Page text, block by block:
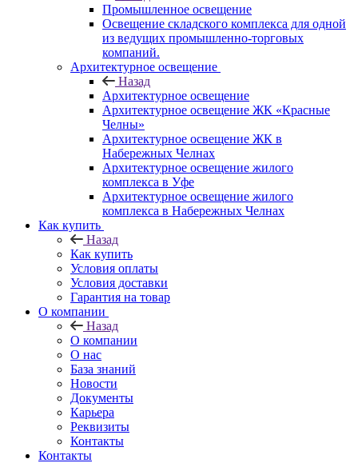
Промышленное освещение
Освещение складского комплекса для одной
из ведущих промышленно-торговых
компаний.
Архитектурное освещение
Назад
Архитектурное освещение
Архитектурное освещение ЖК «Красные
Челны»
Архитектурное освещение ЖК в
Набережных Челнах
Архитектурное освещение жилого
комплекса в Уфе
Архитектурное освещение жилого
комплекса в Набережных Челнах
Как купить
Назад
Как купить
Условия оплаты
Условия доставки
Гарантия на товар
О компании
Назад
О компании
О нас
База знаний
Новости
Документы
Карьера
Реквизиты
Контакты
Контакты